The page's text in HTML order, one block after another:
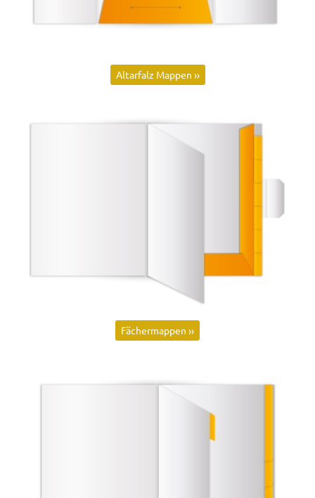
Altarfalz Mappen ››
Fächermappen ››